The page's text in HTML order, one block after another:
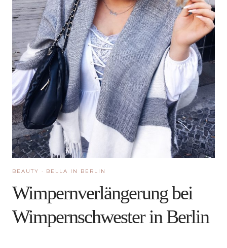
BEAUTY · BELLA IN BERLIN
Wimpernverlängerung bei
Wimpernschwester in Berlin